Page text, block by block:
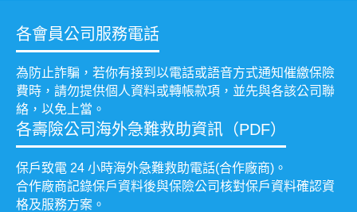
各會員公司服務電話
為防止詐騙，若你有接到以電話或語音方式通知催繳保險
費時，請勿提供個人資料或轉帳款項，並先與各該公司聯
絡，以免上當。
各壽險公司海外急難救助資訊（PDF）
保戶致電 24 小時海外急難救助電話(合作廠商)。
合作廠商記錄保戶資料後與保險公司核對保戶資料確認資
格及服務方案。